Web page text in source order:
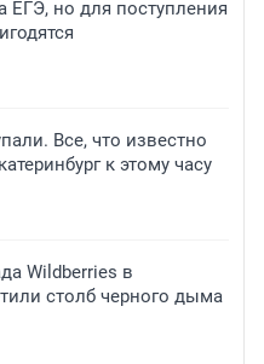
ЕГЭ, но для поступления
Все, что известно
к этому часу
Wildberries в
столб черного дыма